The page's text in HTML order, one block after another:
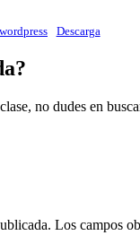
Descarga
no dudes en
Los campos